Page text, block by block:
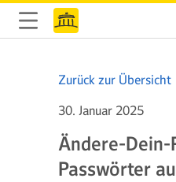
Zurück zur Übersicht
30. Januar 2025
Ändere-Dein-
Passwörter